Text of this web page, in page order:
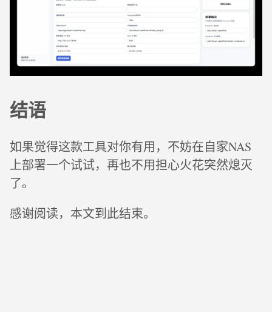
结语
如果觉得这款工具对你有用，不妨在自家NAS
上部署一个试试，再也不用担心火花突然熄灭
了。
感谢阅读，本文到此结束。